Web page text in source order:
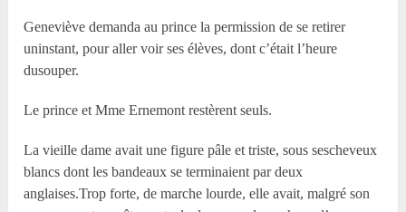
Geneviève demanda au prince la permission de se retirer
uninstant, pour aller voir ses élèves, dont c’était l’heure
dusouper.
Le prince et Mme Ernemont restèrent seuls.
La vieille dame avait une figure pâle et triste, sous sescheveux
blancs dont les bandeaux se terminaient par deux
anglaises.Trop forte, de marche lourde, elle avait, malgré son